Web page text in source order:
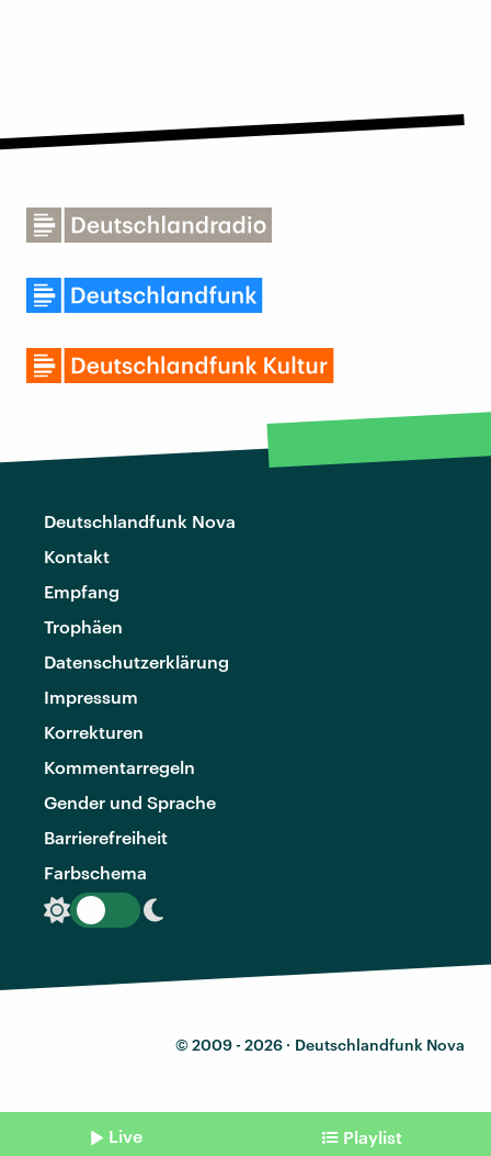
Deutschlandfunk Nova
Kontakt
Empfang
Trophäen
Datenschutzerklärung
Impressum
Korrekturen
Kommentarregeln
Gender und Sprache
Barrierefreiheit
Farbschema
© 2009 - 2026 · Deutschlandfunk Nova
Live Playlist